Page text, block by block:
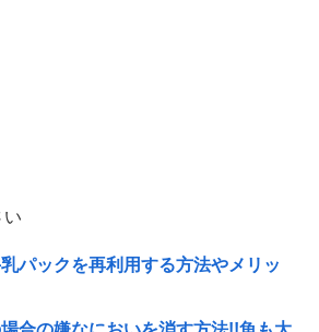
い
パックを再利用する方法やメリッ